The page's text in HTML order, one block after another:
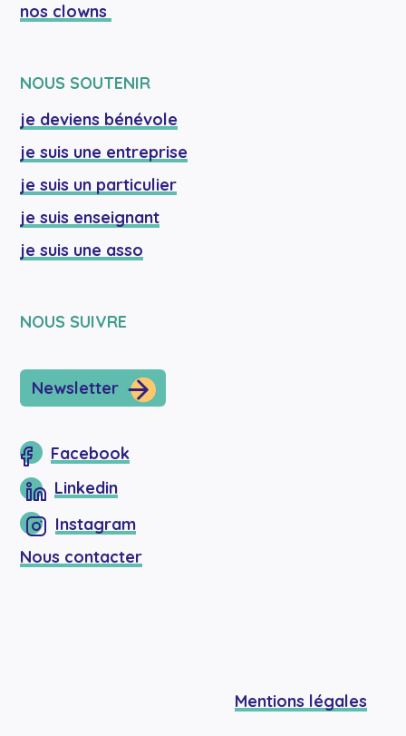
nos clowns
NOUS SOUTENIR
je deviens bénévole
je suis une entreprise
je suis un particulier
je suis enseignant
je suis une asso
NOUS SUIVRE
Newsletter
Facebook
Linkedin
Instagram
Nous contacter
Mentions légales